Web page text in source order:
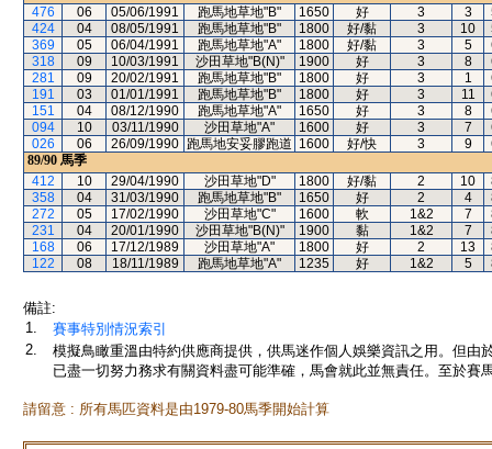
476
06 05/06/1991 跑馬地草地"B" 1650 好 3 3
424
04 08/05/1991 跑馬地草地"B" 1800 好/黏 3 10
369
05 06/04/1991 跑馬地草地"A" 1800 好/黏 3 5
318
09 10/03/1991 沙田草地"B(N)" 1900 好 3 8
281
09 20/02/1991 跑馬地草地"B" 1800 好 3 1
191
03 01/01/1991 跑馬地草地"B" 1800 好 3 11
151
04 08/12/1990 跑馬地草地"A" 1650 好 3 8
094
10 03/11/1990 沙田草地"A" 1600 好 3 7
026
06 26/09/1990 跑馬地安妥膠跑道 1600 好/快 3 9
89/90 馬季
412
10 29/04/1990 沙田草地"D" 1800 好/黏 2 10
358
04 31/03/1990 跑馬地草地"B" 1650 好 2 4
272
05 17/02/1990 沙田草地"C" 1600 軟 1&2 7
231
04 20/01/1990 沙田草地"B(N)" 1900 黏 1&2 7
168
06 17/12/1989 沙田草地"A" 1800 好 2 13
122
08 18/11/1989 跑馬地草地"A" 1235 好 1&2 5
備註:
1.
賽事特別情況索引
2.
模擬鳥瞰重溫由特約供應商提供，供馬迷作個人娛樂資訊之用。但
已盡一切努力務求有關資料盡可能準確，馬會就此並無責任。至於賽
請留意 : 所有馬匹資料是由1979-80馬季開始計算